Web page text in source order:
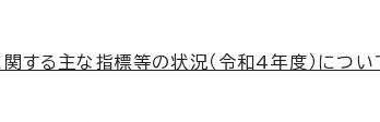
する主な指標等の状況（令和4年度）につい